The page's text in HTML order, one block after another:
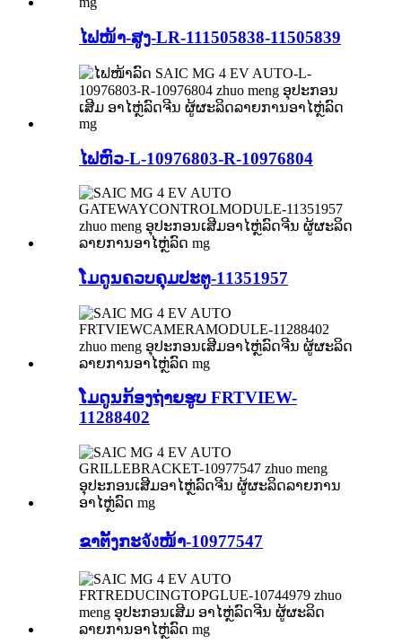
ໄຟໜ້າ-ສູງ-LR-111505838-11505839
ໄຟຫົວ-L-10976803-R-10976804
ໂມດູນຄວບຄຸມປະຕູ-11351957
ໂມດູນກ້ອງຖ່າຍຮູບ FRTVIEW-
11288402
ຂາຕັ້ງກະจังໜ້າ-10977547